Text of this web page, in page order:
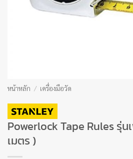
หน้าหลัก / เครื่องมือวัด
Powerlock Tape Rules รุ่น
เมตร )